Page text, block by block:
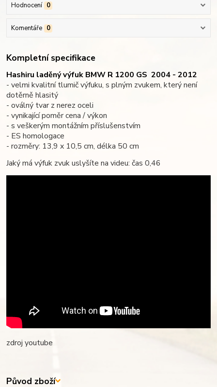
Hodnocení 0
Komentáře 0
Kompletní specifikace
Hashiru laděný výfuk BMW R 1200 GS 2004 - 2012
- velmi kvalitní tlumič výfuku, s plným zvukem, který není
dotěrně hlasitý
- oválný tvar z nerez oceli
- vynikající poměr cena / výkon
- s veškerým montážním příslušenstvím
- ES homologace
- rozměry: 13,9 x 10,5 cm, délka 50 cm
Jaký má výfuk zvuk uslyšíte na videu: čas 0,46
zdroj youtube
Původ zboží